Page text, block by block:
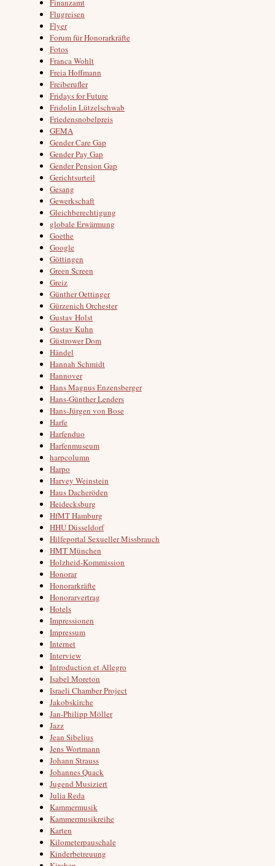
Finanzamt
Flugreisen
Flyer
Forum für Honorarkräfte
Fotos
Franca Wohlt
Freia Hoffmann
Freiberufler
Fridays for Future
Fridolin Lützelschwab
Friedensnobelpreis
GEMA
Gender Care Gap
Gender Pay Gap
Gender Pension Gap
Gerichtsurteil
Gesang
Gewerkschaft
Gleichberechtigung
globale Erwärmung
Goethe
Google
Göttingen
Green Screen
Greiz
Günther Oettinger
Gürzenich Orchester
Gustav Holst
Gustav Kuhn
Güstrower Dom
Händel
Hannah Schmidt
Hannover
Hans Magnus Enzensberger
Hans-Günther Lenders
Hans-Jürgen von Bose
Harfe
Harfenduo
Harfenmuseum
harpcolumn
Harpo
Harvey Weinstein
Haus Dacheröden
Heidecksburg
HfMT Hamburg
HHU Düsseldorf
Hilfeportal Sexueller Missbrauch
HMT München
Holzheid-Kommission
Honorar
Honorarkräfte
Honorarvertrag
Hotels
Impressionen
Impressum
Internet
Interview
Introduction et Allegro
Isabel Moreton
Israeli Chamber Project
Jakobskirche
Jan-Philipp Möller
Jazz
Jean Sibelius
Jens Wortmann
Johann Strauss
Johannes Quack
Jugend Musiziert
Julia Reda
Kammermusik
Kammermusikreihe
Karten
Kilometerpauschale
Kinderbetreuung